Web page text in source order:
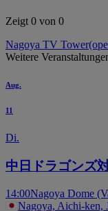
Zeigt 0 von 0
Nagoya TV Tower
Weitere
Aug.
11
Di.
中日ドラゴンズ
14:00Nagoya Dome
Nagoya, Aichi-ken,